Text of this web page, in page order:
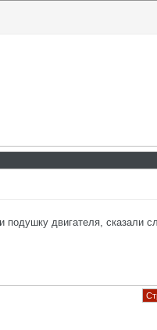
подушку двигателя, сказали